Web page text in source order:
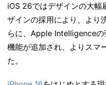
iOS 26ではデザインの大
ザインの採用により、より
らに、Apple Intelligence
機能が追加され、よりスマ
た。